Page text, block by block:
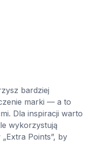
bardziej
marki — a to
Dla inspiracji warto
wykorzystują
Points”, by